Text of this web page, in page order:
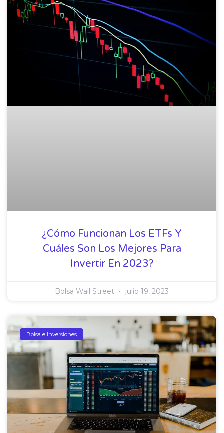
¿Cómo Funcionan Los ETFs Y
Cuáles Son Los Mejores Para
Invertir En 2023?
Bolsa Wall Street julio 19, 2023
Bolsa e Inversiones